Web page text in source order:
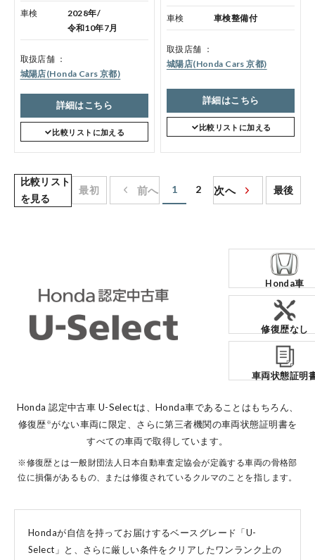
車検
2028年/
令和10年7月
取扱店舗
城陽店(Honda Cars 京都)
詳細はこちら
比較リストに加える
車検 車検整備付
取扱店舗
城陽店(Honda Cars 京都)
詳細はこちら
比較リストに加える
比較リスト
を見る
最初 前へ 1 2 次へ 最後
Honda車
修復歴なし
車両状態証明
Honda 認定中古車 U-Selectは、Honda車であることはもちろん、
修復歴 ※がない車両に限定、 さらに第三者機関の車両状態証明書を
すべての車両で取得しています。
※修復歴とは一般財団法人日本自動車査定協会が定義する車両の骨格部
位に損傷があるもの、または修復されているクルマのことを指します。
Hondaが自信を持ってお届けするベースグレード「U-
Select」と、 さらに厳しい条件をクリアしたワンランク上の